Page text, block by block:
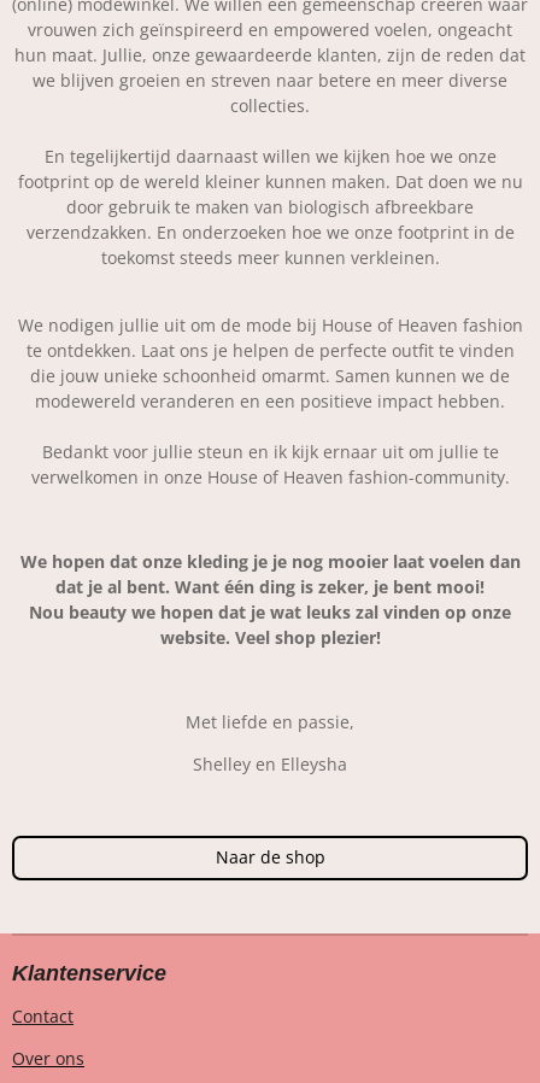
vrouwen zich geïnspireerd en empowered voelen, ongeacht
hun maat. Jullie, onze gewaardeerde klanten, zijn de reden dat
we blijven groeien en streven naar betere en meer diverse
collecties.
En tegelijkertijd daarnaast willen we kijken hoe we onze
footprint op de wereld kleiner kunnen maken. Dat doen we nu
door gebruik te maken van biologisch afbreekbare
verzendzakken. En onderzoeken hoe we onze footprint in de
toekomst steeds meer kunnen verkleinen.
We nodigen jullie uit om de mode bij House of Heaven fashion
te ontdekken. Laat ons je helpen de perfecte outfit te vinden
die jouw unieke schoonheid omarmt. Samen kunnen we de
modewereld veranderen en een positieve impact hebben.
Bedankt voor jullie steun en ik kijk ernaar uit om jullie te
verwelkomen in onze House of Heaven fashion-community.
We hopen dat onze kleding je je nog mooier laat voelen dan
dat je al bent. Want één ding is zeker, je bent mooi!
Nou beauty we hopen dat je wat leuks zal vinden op onze
website. Veel shop plezier!
Met liefde en passie,
Shelley en Elleysha
Naar de shop
Klantenservice
Contact
Over ons